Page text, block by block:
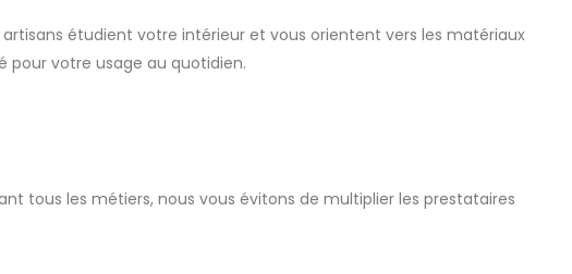
étudient votre intérieur et vous orientent vers les matériaux
pour votre usage au quotidien.
tous les métiers, nous vous évitons de multiplier les prestataires